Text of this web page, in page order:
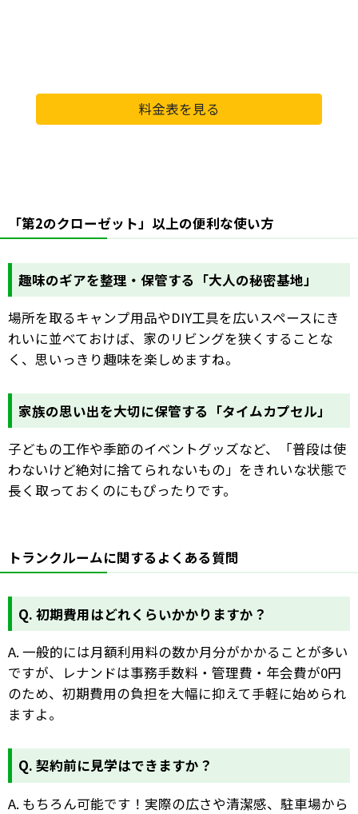
料金表を見る
「第2のクローゼット」以上の便利な使い方
趣味のギアを整理・保管する「大人の秘密基地」
場所を取るキャンプ用品やDIY工具を広いスペースにき
れいに並べておけば、家のリビングを狭くすることな
く、思いっきり趣味を楽しめますね。
家族の思い出を大切に保管する「タイムカプセル」
子どもの工作や季節のイベントグッズなど、「普段は使
わないけど絶対に捨てられないもの」をきれいな状態で
長く取っておくのにもぴったりです。
トランクルームに関するよくある質問
Q. 初期費用はどれくらいかかりますか？
A. 一般的には月額利用料の数か月分がかかることが多い
ですが、レナンドは事務手数料・管理費・年会費が0円
のため、初期費用の負担を大幅に抑えて手軽に始められ
ますよ。
Q. 契約前に見学はできますか？
A. もちろん可能です！実際の広さや清潔感、駐車場から